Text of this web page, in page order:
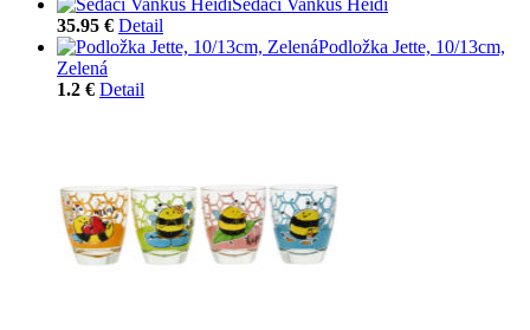
35.95 € Detail
Podložka Jette, 10/13cm,
Zelená
1.2 € Detail